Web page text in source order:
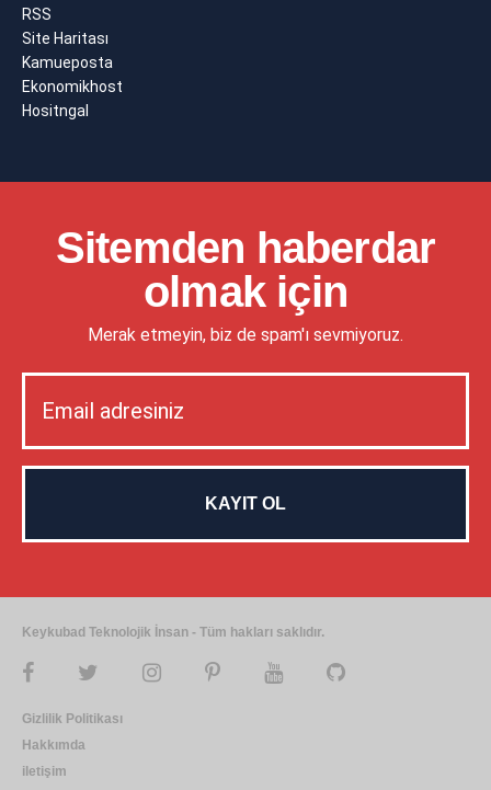
RSS
Site Haritası
Kamueposta
Ekonomikhost
Hositngal
Sitemden haberdar
olmak için
Merak etmeyin, biz de spam'ı sevmiyoruz.
Keykubad Teknolojik İnsan - Tüm hakları saklıdır.
Gizlilik Politikası
Hakkımda
iletişim